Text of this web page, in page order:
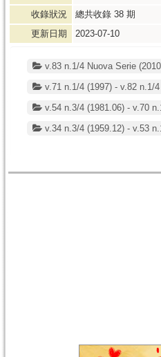
收錄狀況 總共收錄 38 期
更新日期
2023-07-10
v.83 n.1/4 Nuova Serie
v.71 n.1/4 (1997) - v.82 n.1/
v.54 n.3/4 (1981.06) - v.70
v.34 n.3/4 (1959.12) - v.53